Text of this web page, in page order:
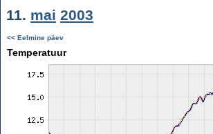
11. mai 2003
<< Eelmine päev
Temperatuur